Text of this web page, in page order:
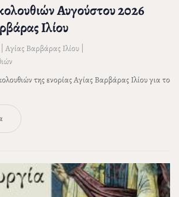
Αυγούστου 2026
Ιλίου
| Αγίας Βαρβάρας Ιλίου |
της ενορίας Αγίας Βαρβάρας Ιλίου για το